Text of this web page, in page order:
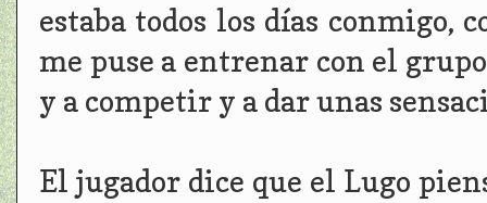
estaba todos los días conmigo,
me puse a entrenar con el
y a competir y a dar unas
El jugador dice que el Lugo